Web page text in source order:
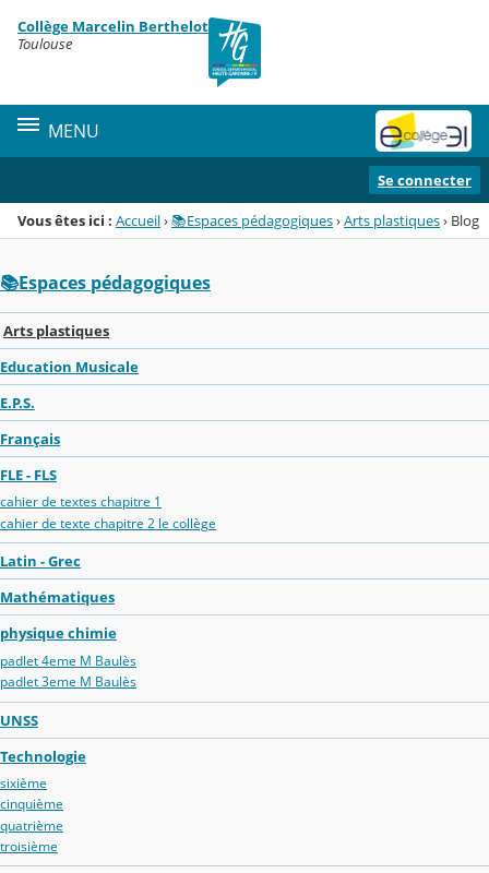
Menu de la rubrique
Contenu
Collège Marcelin Berthelot
Toulouse
MENU
Se connecter
Vous êtes ici : Accueil›📚Espaces pédagogiques›Arts plastiques› Blog
📚Espaces pédagogiques
Arts plastiques
Education Musicale
E.P.S.
Français
FLE - FLS
cahier de textes chapitre 1
cahier de texte chapitre 2 le collège
Latin - Grec
Mathématiques
physique chimie
padlet 4eme M Baulès
padlet 3eme M Baulès
UNSS
Technologie
sixième
cinquième
quatrième
troisième